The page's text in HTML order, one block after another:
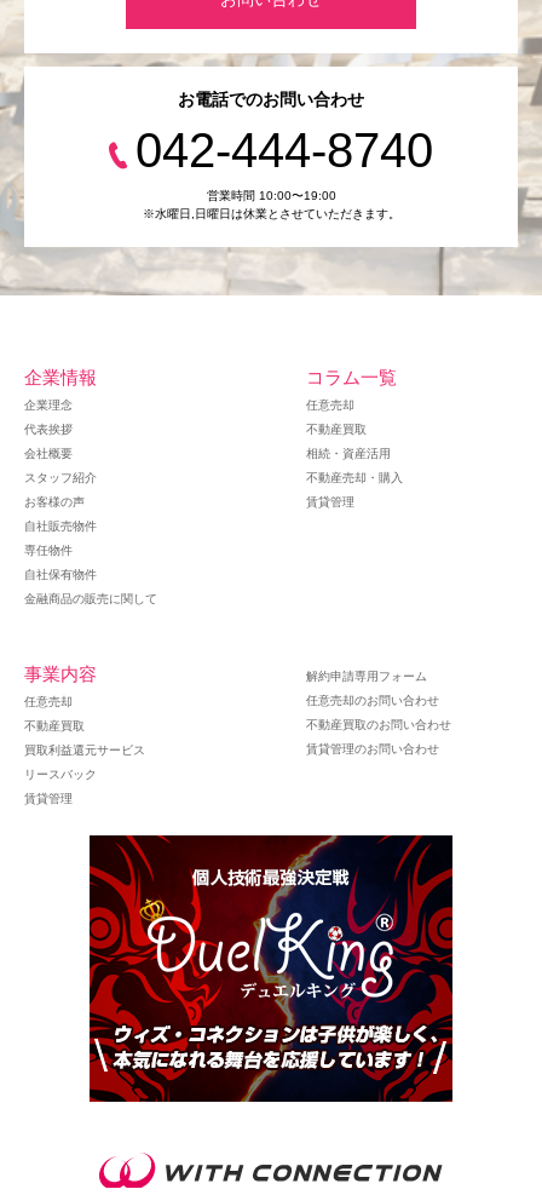
お電話でのお問い合わせ
042-444-8740
営業時間 10:00〜19:00
※水曜日,⽇曜日は休業とさせていただきます。
企業情報
企業理念
代表挨拶
会社概要
スタッフ紹介
お客様の声
自社販売物件
専任物件
自社保有物件
金融商品の販売に関して
コラム一覧
任意売却
不動産買取
相続・資産活用
不動産売却・購入
賃貸管理
事業内容
任意売却
不動産買取
買取利益還元サービス
リースバック
賃貸管理
解約申請専用フォーム
任意売却のお問い合わせ
不動産買取のお問い合わせ
賃貸管理のお問い合わせ